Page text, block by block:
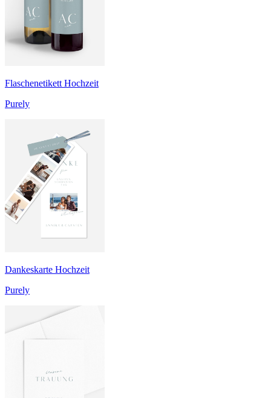
Flaschenetikett Hochzeit
Purely
Dankeskarte Hochzeit
Purely